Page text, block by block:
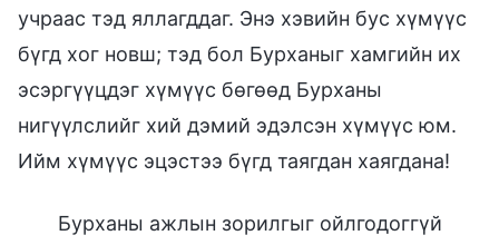
учраас тэд яллагддаг. Энэ хэвийн бус хүмүүс
бүгд хог новш; тэд бол Бурханыг хамгийн их
эсэргүүцдэг хүмүүс бөгөөд Бурханы
нигүүлслийг хий дэмий эдэлсэн хүмүүс юм.
Ийм хүмүүс эцэстээ бүгд таягдан хаягдана!
Бурханы ажлын зорилгыг ойлгодоггүй